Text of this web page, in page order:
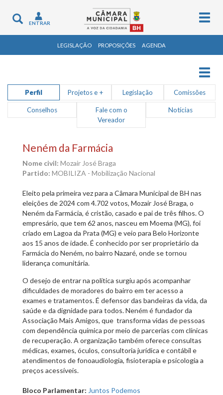
Toggle
navigation
ENTRAR
LEGISLAÇÃO PROPOSIÇÕES AGENDA
Perfil Projetos e + Legislação Comissões
Conselhos
Fale com o
Vereador
Notícias
Neném da Farmácia
Nome civil: Mozair José Braga
Partido: MOBILIZA - Mobilização Nacional
Eleito pela primeira vez para a Câmara Municipal de BH nas
eleições de 2024 com 4.702 votos, Mozair José Braga, o
Neném da Farmácia, é cristão, casado e pai de três filhos. O
empresário, que tem 62 anos, nasceu em Moema (MG), foi
criado em Lagoa da Prata (MG) e veio para Belo Horizonte
aos 15 anos de idade. É conhecido por ser proprietário da
Farmácia do Neném, no bairro Nazaré, onde se tornou
liderança comunitária.
O desejo de entrar na política surgiu após acompanhar
dificuldades de moradores do bairro em ter acesso a
exames e tratamentos. É defensor das bandeiras da vida, da
saúde e da dignidade para todos. Neném é fundador da
Associação Mais Amigos, que transforma vidas de pessoas
com dependência química por meio de parcerias com clínicas
de recuperação. A organização também oferece consultas
médicas, exames, óculos, consultoria jurídica e contábil e
atendimentos de fonoaudiologia, fisioterapia e psicologia a
preços acessíveis.
Bloco Parlamentar: Juntos Podemos